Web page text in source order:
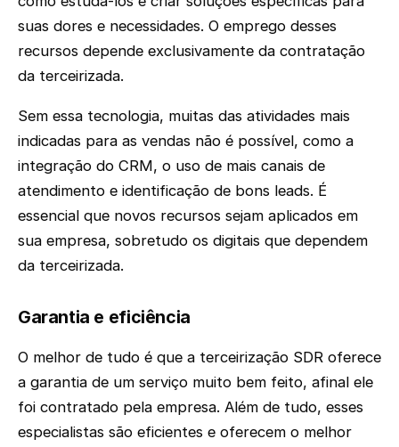
suas dores e necessidades. O emprego desses
recursos depende exclusivamente da contratação
da terceirizada.
Sem essa tecnologia, muitas das atividades mais
indicadas para as vendas não é possível, como a
integração do CRM, o uso de mais canais de
atendimento e identificação de bons leads. É
essencial que novos recursos sejam aplicados em
sua empresa, sobretudo os digitais que dependem
da terceirizada.
Garantia e eficiência
O melhor de tudo é que a terceirização SDR oferece
a garantia de um serviço muito bem feito, afinal ele
foi contratado pela empresa. Além de tudo, esses
especialistas são eficientes e oferecem o melhor